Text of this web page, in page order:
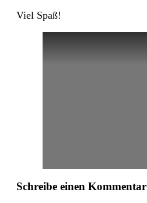
Viel Spaß!
Schreibe einen Kommentar